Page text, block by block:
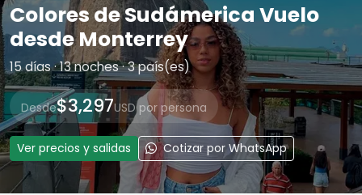
Colores de Sudámerica Vuelo
desde Monterrey
15 días · 13 noches · 3 país(es)
Desde$3,297USD por persona
Ver precios y salidas Cotizar por WhatsApp